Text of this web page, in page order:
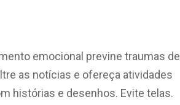
emocional previne traumas de
as notícias e ofereça atividades
histórias e desenhos. Evite telas.